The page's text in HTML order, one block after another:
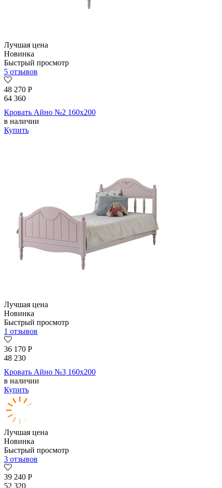
Лучшая цена
Новинка
Быстрый просмотр
5 отзывов
48 270 Р
64 360
Кровать Айно №2 160х200
в наличии
Купить
Лучшая цена
Новинка
Быстрый просмотр
1 отзывов
36 170 Р
48 230
Кровать Айно №3 160х200
в наличии
Купить
Лучшая цена
Новинка
Быстрый просмотр
3 отзывов
39 240 Р
52 320